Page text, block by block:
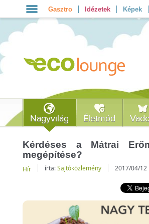
Gasztro Idézetek Képek
Nagyvilág Életmód
Kérdéses a Mátrai
megépítése?
Hír írta:Sajtóközlemény 2017/04/12